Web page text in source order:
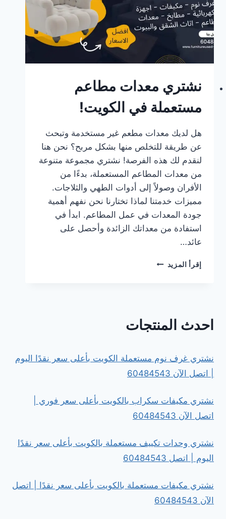
نشتري معدات مطاعم
مستعملة في الكويت!
هل لديك معدات مطعم غير مستخدمة وتبحث
عن طريقة للتخلص منها بشكل مربح؟ نحن هنا
لنقدم لك هذه الفرصة! نشتري مجموعة متنوعة
من معدات المطاعم المستعملة، بدءًا من
الأفران وصولاً إلى أدوات الطهي والثلاجات.
مميزات خدمتنا لماذا تختارنا نحن نفهم أهمية
جودة المعدات في عمل المطاعم. ابدأ في
استفادة من معداتك الزائدة وأحصل على
عائد…
إقرأ المزيد نشتري
احدث المنتجات
نشتري غرف نوم مستعملة الكويت بأعلى سعر نقدًا اليوم
| اتصل الآن 60484543
نشتري مكيفات سكراب بالكويت بأعلى سعر فوري |
اتصل الآن 60484543
نشتري وحدات تكييف مستعملة بالكويت بأعلى سعر نقدًا
اليوم | اتصل 60484543
نشتري مكيفات مستعملة بالكويت بأعلى سعر نقدًا | اتصل
الآن 60484543